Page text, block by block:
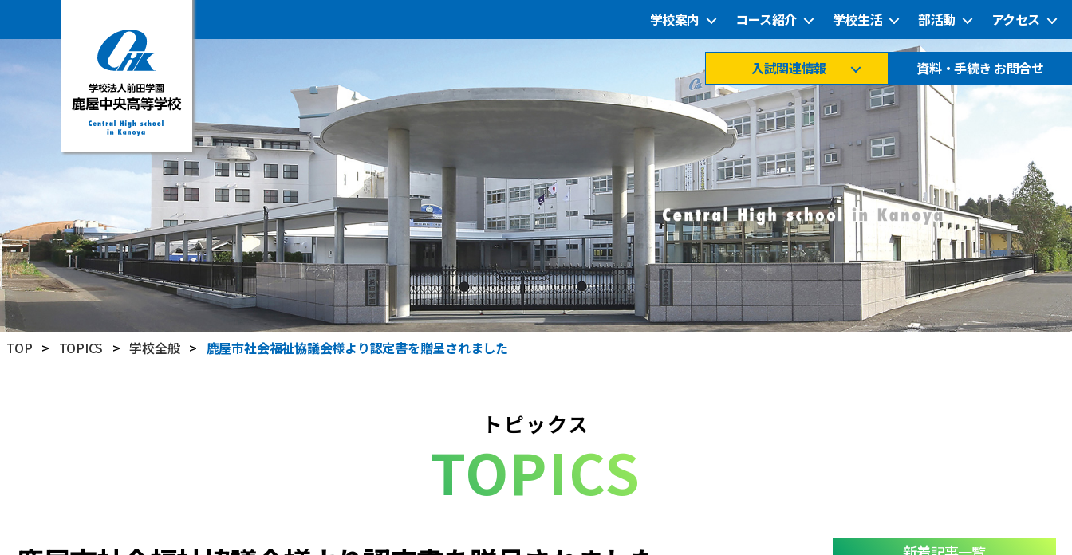
学
校
田
学
園
鹿
屋
中
高
等
学校案内 コース紹介 学校生活 部活動 アクセス
入試関連情報 資料・手続き お問合せ
TOP > TOPICS > 学校全般 > 鹿屋市社会福祉協議会様より認定書を贈呈されました
トピックス
TOPICS